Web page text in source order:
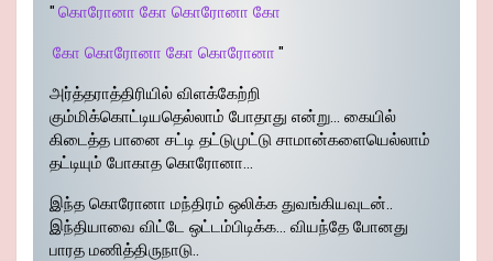
" கொரோனா கோ கொரோனா கோ
கோ கொரோனா கோ கொரோனா "
அர்த்தராத்திரியில் விளக்கேற்றி
கும்மிக்கொட்டியதெல்லாம் போதாது என்று… கையில்
கிடைத்த பானை சட்டி தட்டுமுட்டு சாமான்களையெல்லாம்
தட்டியும் போகாத கொரோனா…
இந்த கொரோனா மந்திரம் ஒலிக்க துவங்கியவுடன்..
இந்தியாவை விட்டே ஒட்டம்பிடிக்க… வியந்தே போனது
பாரத மணித்திருநாடு..